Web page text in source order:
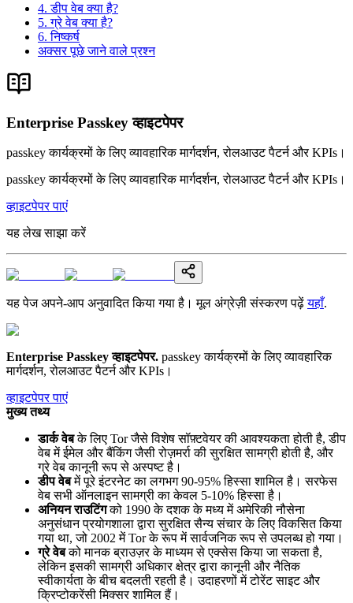
4. डीप वेब क्या है?
5. ग्रे वेब क्या है?
6. निष्कर्ष
अक्सर पूछे जाने वाले प्रश्न
Enterprise Passkey व्हाइटपेपर
passkey कार्यक्रमों के लिए व्यावहारिक मार्गदर्शन, रोलआउट पैटर्न और KPIs।
passkey कार्यक्रमों के लिए व्यावहारिक मार्गदर्शन, रोलआउट पैटर्न और KPIs।
व्हाइटपेपर पाएं
यह लेख साझा करें
यह पेज अपने-आप अनुवादित किया गया है। मूल अंग्रेज़ी संस्करण पढ़ें यहाँ.
Enterprise Passkey व्हाइटपेपर. passkey कार्यक्रमों के लिए व्यावहारिक
मार्गदर्शन, रोलआउट पैटर्न और KPIs।
व्हाइटपेपर पाएं
मुख्य तथ्य
डार्क वेबके लिए Tor जैसे विशेष सॉफ़्टवेयर की आवश्यकता होती है, डीप
वेब में ईमेल और बैंकिंग जैसी रोज़मर्रा की सुरक्षित सामग्री होती है, और
ग्रे वेब कानूनी रूप से अस्पष्ट है।
डीप वेबमें पूरे इंटरनेट का लगभग 90-95% हिस्सा शामिल है। सरफेस
वेब सभी ऑनलाइन सामग्री का केवल 5-10% हिस्सा है।
अनियन राउटिंगको 1990 के दशक के मध्य में अमेरिकी नौसेना
अनुसंधान प्रयोगशाला द्वारा सुरक्षित सैन्य संचार के लिए विकसित किया
गया था, जो 2002 में Tor के रूप में सार्वजनिक रूप से उपलब्ध हो गया।
ग्रे वेबको मानक ब्राउज़र के माध्यम से एक्सेस किया जा सकता है,
लेकिन इसकी सामग्री अधिकार क्षेत्र द्वारा कानूनी और नैतिक
स्वीकार्यता के बीच बदलती रहती है। उदाहरणों में टोरेंट साइट और
क्रिप्टोकरेंसी मिक्सर शामिल हैं।